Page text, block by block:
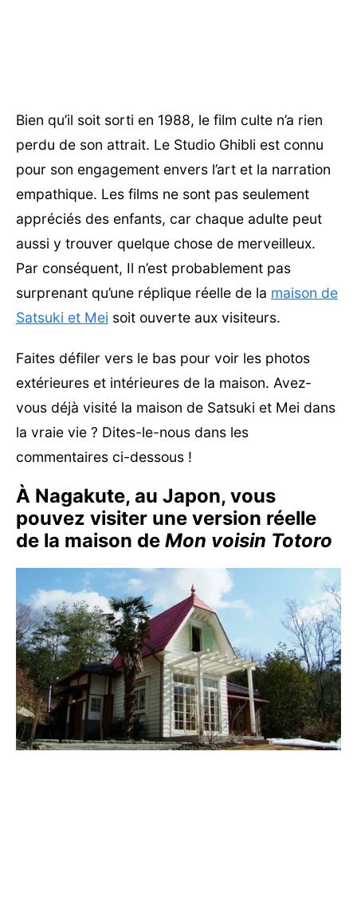
Bien qu’il soit sorti en 1988, le film culte n’a rien
perdu de son attrait. Le Studio Ghibli est connu
pour son engagement envers l’art et la narration
empathique. Les films ne sont pas seulement
appréciés des enfants, car chaque adulte peut
aussi y trouver quelque chose de merveilleux.
Par conséquent, Il n’est probablement pas
surprenant qu’une réplique réelle de la maison de
Satsuki et Mei soit ouverte aux visiteurs.
Faites défiler vers le bas pour voir les photos
extérieures et intérieures de la maison. Avez-
vous déjà visité la maison de Satsuki et Mei dans
la vraie vie ? Dites-le-nous dans les
commentaires ci-dessous !
À Nagakute, au Japon, vous
pouvez visiter une version réelle
de la maison de Mon voisin Totoro